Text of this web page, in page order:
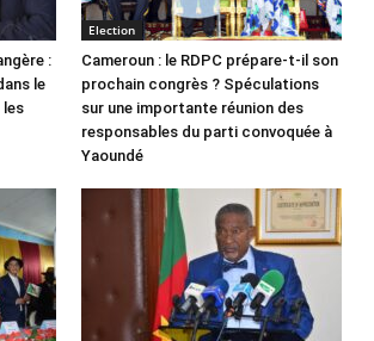
:
le
les
Election
Cameroun : le RDPC prépare-t-il son
prochain congrès ? Spéculations
sur une importante réunion des
responsables du parti convoquée à
Yaoundé